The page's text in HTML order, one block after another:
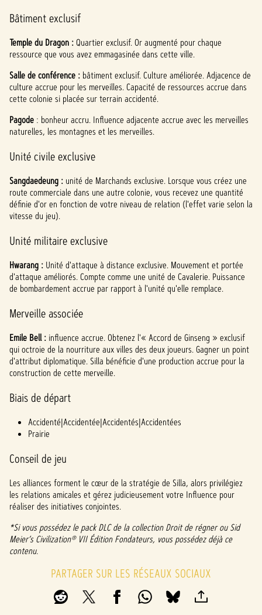
Bâtiment exclusif
Temple du Dragon :Quartier exclusif. Or augmenté pour chaque
ressource que vous avez emmagasinée dans cette ville.
Salle de conférence : bâtiment exclusif. Culture améliorée. Adjacence de
culture accrue pour les merveilles. Capacité de ressources accrue dans
cette colonie si placée sur terrain accidenté.
Pagode : bonheur accru. Influence adjacente accrue avec les merveilles
naturelles, les montagnes et les merveilles.
Unité civile exclusive
Sangdaedeung : unité de Marchands exclusive. Lorsque vous créez une
route commerciale dans une autre colonie, vous recevez une quantité
définie d'or en fonction de votre niveau de relation (l'effet varie selon la
vitesse du jeu).
Unité militaire exclusive
Hwarang : Unité d'attaque à distance exclusive. Mouvement et portée
d'attaque améliorés. Compte comme une unité de Cavalerie. Puissance
de bombardement accrue par rapport à l'unité qu'elle remplace.
Merveille associée
Emile Bell : influence accrue. Obtenez l'« Accord de Ginseng » exclusif
qui octroie de la nourriture aux villes des deux joueurs. Gagner un point
d'attribut diplomatique. Silla bénéficie d'une production accrue pour la
construction de cette merveille.
Biais de départ
Accidenté|Accidentée|Accidentés|Accidentées
Prairie
Conseil de jeu
Les alliances forment le cœur de la stratégie de Silla, alors privilégiez
les relations amicales et gérez judicieusement votre Influence pour
réaliser des initiatives conjointes.
*Si vous possédez le pack DLC de la collection Droit de régner ou Sid
Meier’s Civilization® VII Édition Fondateurs, vous possédez déjà ce
contenu.
PARTAGER SUR LES RÉSEAUX SOCIAUX